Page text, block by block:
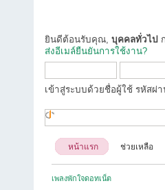
ยินดีต้อนรับคุณ, บุคคลทั่วไป
ส่งอีเมล์ยืนยันการใช้งาน?
เข้าสู่ระบบด้วยชื่อผู้ใช้ รหัสผ่
หน้าแรก ช่วยเหลือ
เพลงพักใจดอทเน็ต